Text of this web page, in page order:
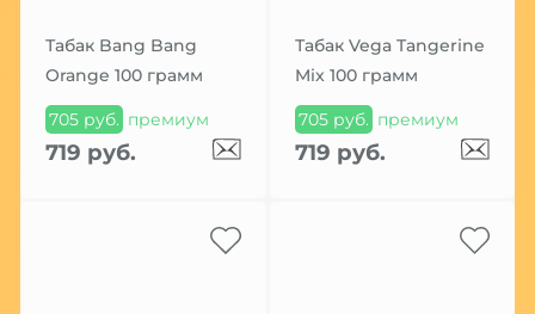
Табак Bang Bang
Orange 100 грамм
705 руб. премиум
719 руб.
Табак Vega Tangerine
Mix 100 грамм
705 руб. премиум
719 руб.